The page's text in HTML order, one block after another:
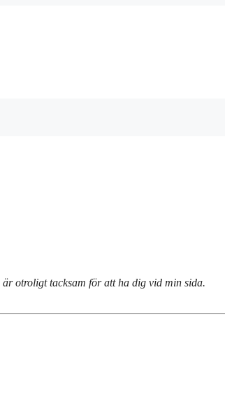
otroligt tacksam för att ha dig vid min sida.